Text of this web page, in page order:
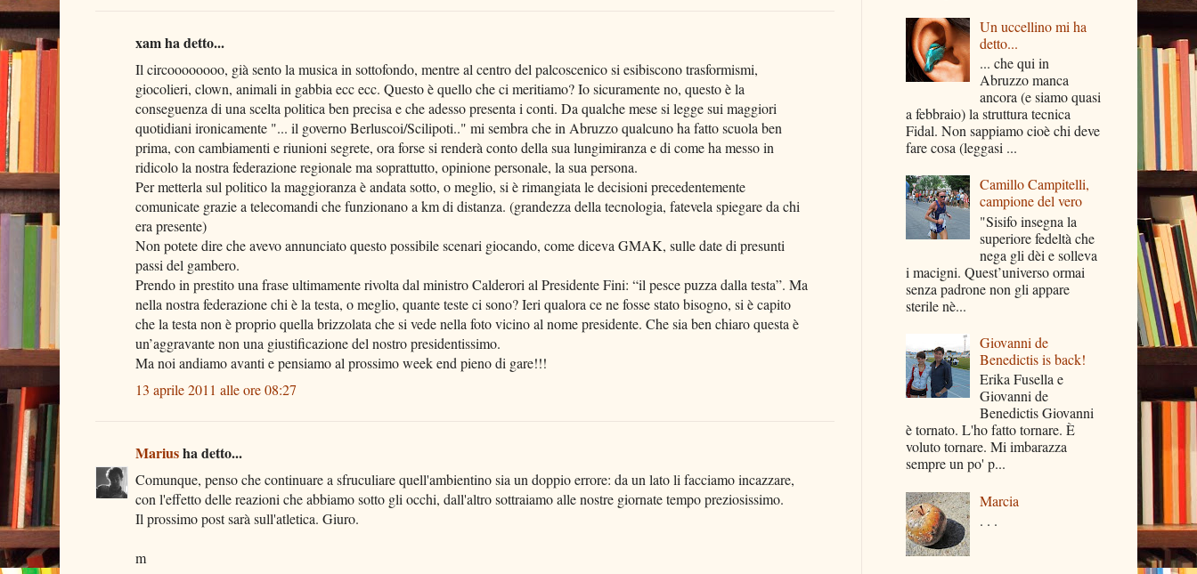
xam ha detto...
Il circoooooooo, già sento la musica in sottofondo, mentre al centro del palcoscenico si esibiscono trasformismi,
giocolieri, clown, animali in gabbia ecc ecc. Questo è quello che ci meritiamo? Io sicuramente no, questo è la
conseguenza di una scelta politica ben precisa e che adesso presenta i conti. Da qualche mese si legge sui maggiori
quotidiani ironicamente "... il governo Berluscoi/Scilipoti.." mi sembra che in Abruzzo qualcuno ha fatto scuola ben
prima, con cambiamenti e riunioni segrete, ora forse si renderà conto della sua lungimiranza e di come ha messo in
ridicolo la nostra federazione regionale ma soprattutto, opinione personale, la sua persona.
Per metterla sul politico la maggioranza è andata sotto, o meglio, si è rimangiata le decisioni precedentemente
comunicate grazie a telecomandi che funzionano a km di distanza. (grandezza della tecnologia, fatevela spiegare da chi
era presente)
Non potete dire che avevo annunciato questo possibile scenari giocando, come diceva GMAK, sulle date di presunti
passi del gambero.
Prendo in prestito una frase ultimamente rivolta dal ministro Calderori al Presidente Fini: “il pesce puzza dalla testa”. Ma
nella nostra federazione chi è la testa, o meglio, quante teste ci sono? Ieri qualora ce ne fosse stato bisogno, si è capito
che la testa non è proprio quella brizzolata che si vede nella foto vicino al nome presidente. Che sia ben chiaro questa è
un’aggravante non una giustificazione del nostro presidentissimo.
Ma noi andiamo avanti e pensiamo al prossimo week end pieno di gare!!!
13 aprile 2011 alle ore 08:27
Mariusha detto...
Comunque, penso che continuare a sfruculiare quell'ambientino sia un doppio errore: da un lato li facciamo incazzare,
con l'effetto delle reazioni che abbiamo sotto gli occhi, dall'altro sottraiamo alle nostre giornate tempo preziosissimo.
Il prossimo post sarà sull'atletica. Giuro.
m
Un uccellino mi ha
detto...
... che qui in
Abruzzo manca
ancora (e siamo quasi
a febbraio) la struttura tecnica
Fidal. Non sappiamo cioè chi deve
fare cosa (leggasi ...
Camillo Campitelli,
campione del vero
"Sisifo insegna la
superiore fedeltà che
nega gli dèi e solleva
i macigni. Quest’universo ormai
senza padrone non gli appare
sterile nè...
Giovanni de
Benedictis is back!
Erika Fusella e
Giovanni de
Benedictis Giovanni
è tornato. L'ho fatto tornare. È
voluto tornare. Mi imbarazza
sempre un po' p...
Marcia
. . .